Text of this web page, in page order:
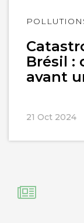
Brésil :
avant
21 Oct 2024
Lire